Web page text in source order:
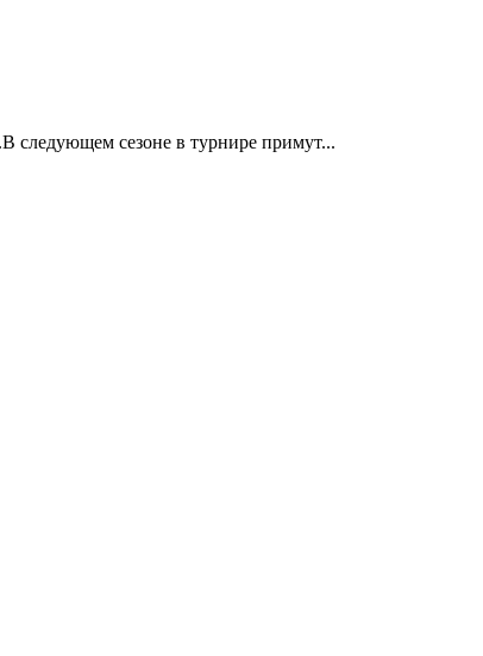
следующем сезоне в турнире примут...